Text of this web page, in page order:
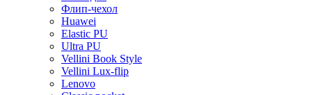
Флип-чехол
Huawei
Elastic PU
Ultra PU
Vellini Book Style
Vellini Lux-flip
Lenovo